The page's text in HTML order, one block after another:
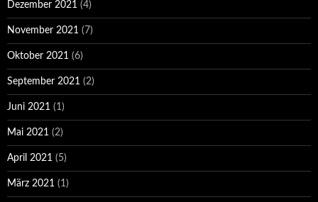
Dezember 2021 (4)
November 2021 (7)
Oktober 2021 (6)
September 2021 (2)
Juni 2021 (1)
Mai 2021 (2)
April 2021 (5)
März 2021 (1)